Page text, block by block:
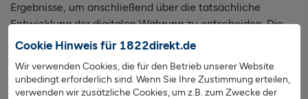
Cookie Hinweis für 1822direkt.de
Wir verwenden Cookies, die für den Betrieb unserer Website
unbedingt erforderlich sind. Wenn Sie Ihre Zustimmung erteilen,
verwenden wir zusätzliche Cookies, um z.B. zum Zwecke der
Ergebnisse, um anschließend über die tatsächliche
Entwicklung der digitalen Währung zu entscheiden. Die
Analyse wird mindestens bis ins Jahr 2025 dauern, um die
Schaffung eines digitalen Euros zu klären“, meint EZB-
Präsidentin Christine Lagarde dazu. Ein